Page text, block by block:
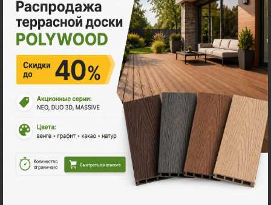
Грядки из ДПК Керамогранит
Мебель для террас Новинки